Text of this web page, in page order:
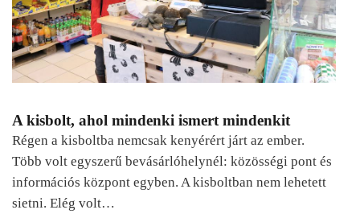
A kisbolt, ahol mindenki ismert mindenkit
Régen a kisboltba nemcsak kenyérért járt az ember.
Több volt egyszerű bevásárlóhelynél: közösségi pont és
információs központ egyben. A kisboltban nem lehetett
sietni. Elég volt…